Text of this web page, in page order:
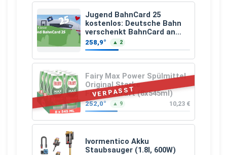
Jugend BahnCard 25
kostenlos: Deutsche Bahn
verschenkt BahnCard an
Kinder und Jugendliche
258,9° ▲ 2
VERPASST
Fairy Max Power Spülmittel
Original Starke
Fettlösekraft (8x545ml)
252,0° ▲ 9 10,23 €
Ivormentico Akku
Staubsauger (1.8l, 600W)